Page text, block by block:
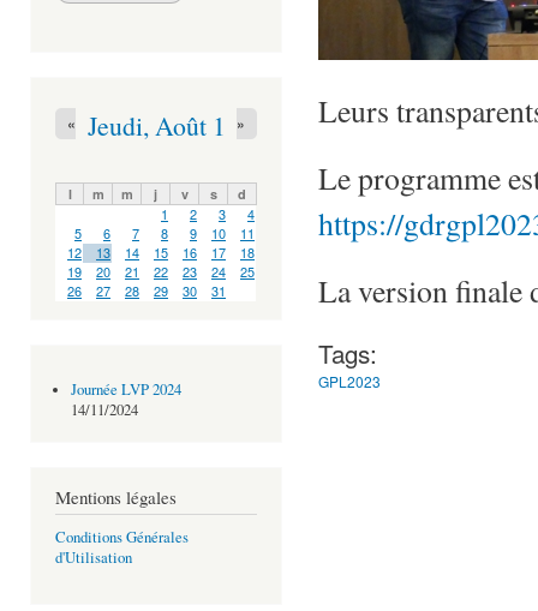
Jeudi, Août 1
« »
l m m j v s d
1 2 3
4
5
6 7 8 9 10
11
12
13 14 15 16 17
18
19
20 21 22 23 24
25
26
27 28 29 30 31
Journée LVP 2024
14/11/2024
Mentions légales
Conditions Générales
d'Utilisation
Leurs
Le programme
https://
La version finale
Tags:
GPL2023